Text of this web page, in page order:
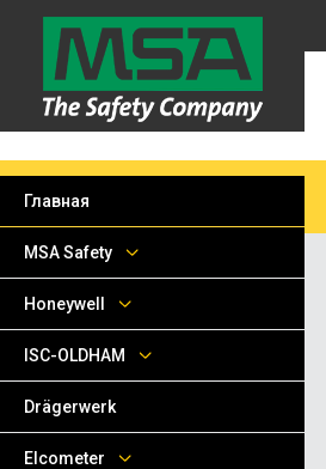
Главная
MSA Safety
Honeywell
ISC-OLDHAM
Drägerwerk
Elcometer